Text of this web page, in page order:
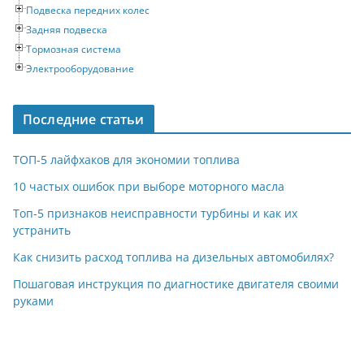
Подвеска передних колес
Задняя подвеска
Тормозная система
Электрооборудование
Последние статьи
ТОП-5 лайфхаков для экономии топлива
10 частых ошибок при выборе моторного масла
Топ-5 признаков неисправности турбины и как их
устранить
Как снизить расход топлива на дизельных автомобилях?
Пошаговая инструкция по диагностике двигателя своими
руками